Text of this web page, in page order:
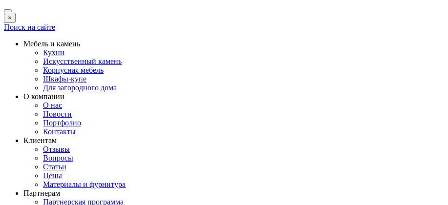
×
Поиск на сайте
Мебель и камень
Кухни
Искусственный камень
Корпусная мебель
Шкафы-купе
Для загородного дома
О компании
О нас
Новости
Портфолио
Контакты
Клиентам
Отзывы
Вопросы
Статьи
Цены
Материалы и фурнитура
Партнерам
Партнерская программа